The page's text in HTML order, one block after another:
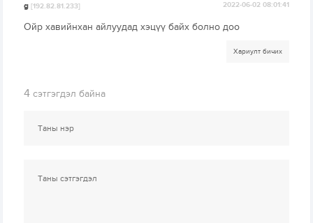
g[192.82.81.233] 2022-06-02 08:01:41
Ойр хавийнхан айлуудад хэцүү байх болно доо
Хариулт бичих
4 сэтгэгдэл байна